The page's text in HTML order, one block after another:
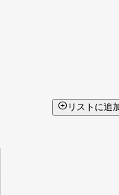
リストに追